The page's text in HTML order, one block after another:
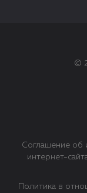
©
Политика в
Соглашение об
интернет-